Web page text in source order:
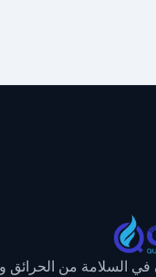
في السلامة من الحرائق